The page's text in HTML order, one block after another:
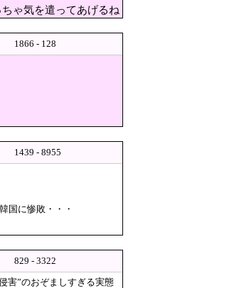
も非難する？」→
削除を要求する
”のおぞましすぎる実
ど安全ではなか
まう ………
査！
いか？」「やめてく
ゃ気を遣ってあげるね
1866 - 128
1439 - 8955
国に惨敗・・・
829 - 3322
害”のおぞましすぎる実態